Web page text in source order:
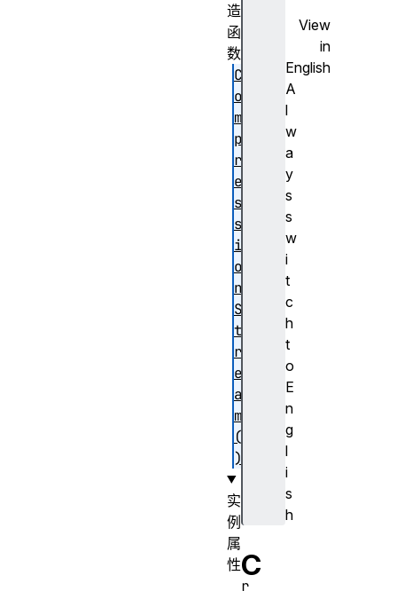
View
in
English
A
l
w
a
y
s
s
w
i
t
c
h
t
o
E
n
g
l
i
s
h
C
造
函
数
C
o
m
p
r
e
s
s
i
o
n
S
t
r
e
a
m
(
)
实
例
属
性
r